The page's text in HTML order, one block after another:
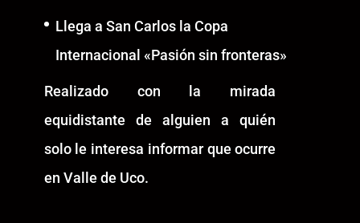
Llega a San Carlos la Copa
Internacional «Pasión sin fronteras»
Realizado con la mirada
equidistante de alguien a quién
solo le interesa informar que ocurre
en Valle de Uco.